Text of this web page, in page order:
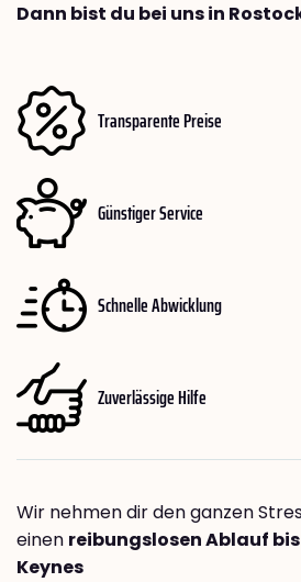
Dann bist du bei uns in
Transparente Preise
Günstiger Service
Schnelle Abwicklung
Zuverlässige Hilfe
Wir nehmen dir den ganzen
einen reibungslosen Ablauf
Keynes